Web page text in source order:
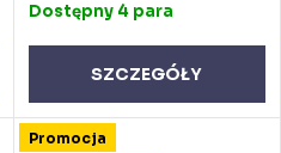
Dostępny 4 para
SZCZEGÓŁY
Promocja